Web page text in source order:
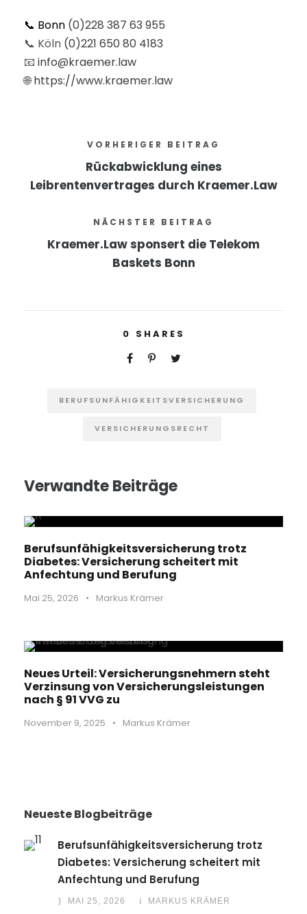
📞 Bonn (0)228 387 63 955
📞 Köln (0)221 650 80 4183
📧 info@kraemer.law
🌐https://www.kraemer.law
VORHERIGER BEITRAG
Rückabwicklung eines
Leibrentenvertrages durch Kraemer.Law
NÄCHSTER BEITRAG
Kraemer.Law sponsert die Telekom
Baskets Bonn
0 SHARES
BERUFSUNFÄHIGKEITSVERSICHERUNG
VERSICHERUNGSRECHT
Verwandte Beiträge
Berufsunfähigkeitsversicherung trotz
Diabetes: Versicherung scheitert mit
Anfechtung und Berufung
Mai 25, 2026 • Markus Krämer
Neues Urteil: Versicherungsnehmern steht
Verzinsung von Versicherungsleistungen
nach § 91 VVG zu
November 9, 2025 • Markus Krämer
Neueste Blogbeiträge
Berufsunfähigkeitsversicherung trotz
Diabetes: Versicherung scheitert mit
Anfechtung und Berufung
MAI 25, 2026 MARKUS KRÄMER